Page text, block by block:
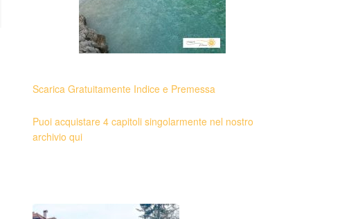
Scarica Gratuitamente Indice e Premessa
Puoi acquistare 4 capitoli singolarmente nel nostro
archivio qui